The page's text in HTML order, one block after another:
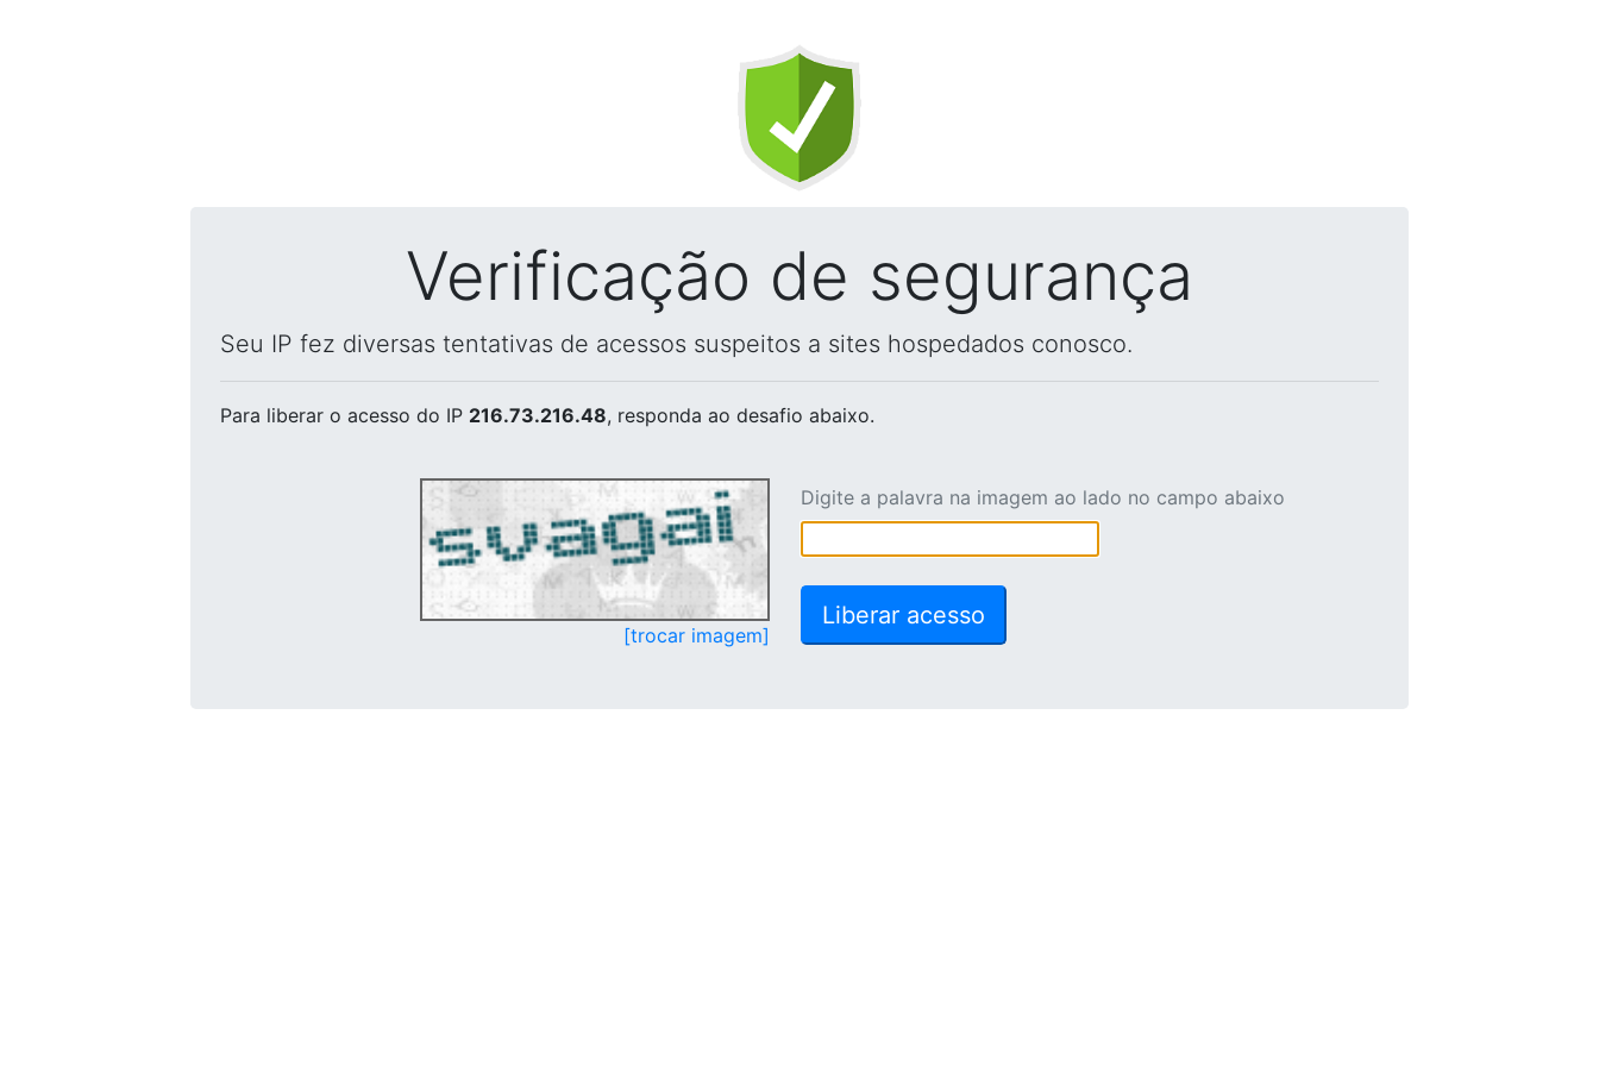
Verificação de segurança
Seu IP fez diversas tentativas de acessos suspeitos a sites hospedados conosco.
Para liberar o acesso do IP 216.73.216.48, responda ao desafio abaixo.
[trocar imagem]
Digite a palavra na imagem ao lado no campo abaixo